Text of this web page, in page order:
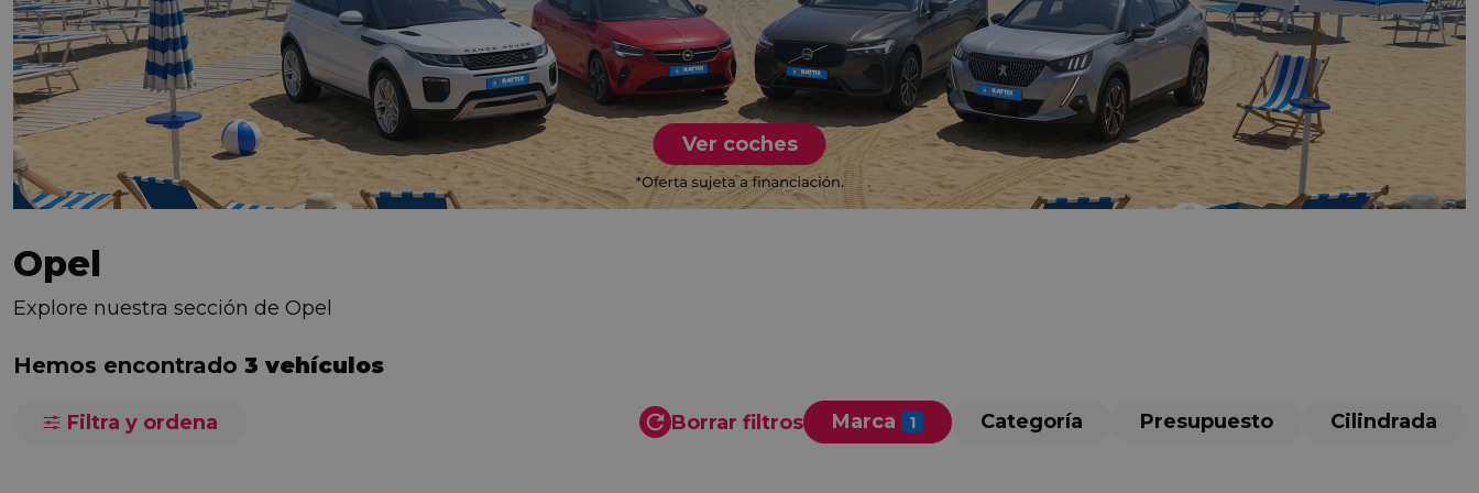
Ver coches
Opel
Explore nuestra sección de Opel
Hemos encontrado 3 vehículos
Filtra y ordena Borrar filtros Marca Categoría Presupuesto Cilindrada